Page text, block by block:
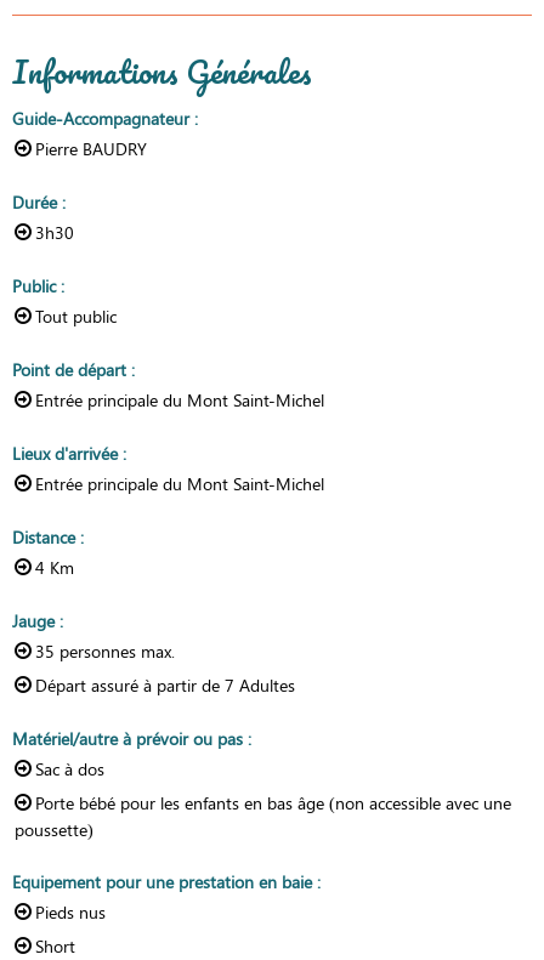
Informations Générales
Guide-Accompagnateur:
Pierre BAUDRY
Durée:
3h30
Public:
Tout public
Point de départ :
Entrée principale du Mont Saint-Michel
Lieux d'arrivée:
Entrée principale du Mont Saint-Michel
Distance:
4 Km
Jauge:
35 personnes max.
Départ assuré à partir de 7 Adultes
Matériel/autre à prévoir ou pas :
Sac à dos
Porte bébé pour les enfants en bas âge (non accessible avec une
poussette)
Equipement pour une prestation en baie:
Pieds nus
Short